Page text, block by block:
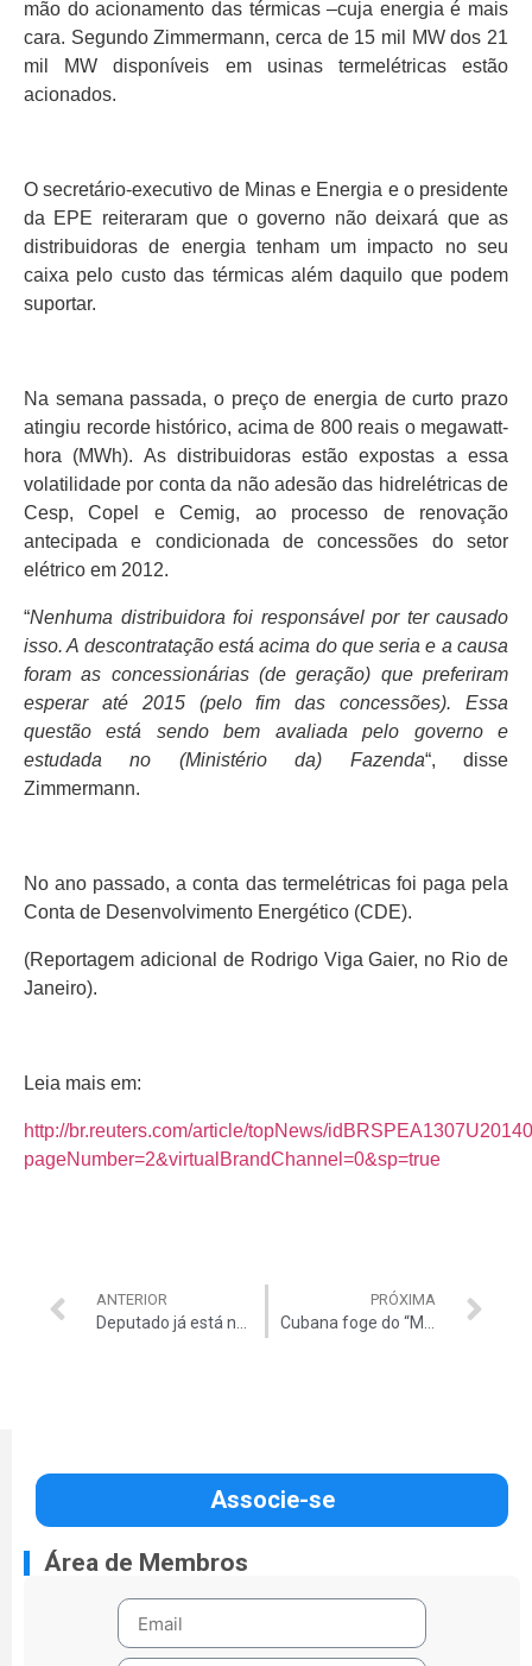
mão do acionamento das térmicas –cuja energia é mais
cara. Segundo Zimmermann, cerca de 15 mil MW dos 21
mil MW disponíveis em usinas termelétricas estão
acionados.
O secretário-executivo de Minas e Energia e o presidente
da EPE reiteraram que o governo não deixará que as
distribuidoras de energia tenham um impacto no seu
caixa pelo custo das térmicas além daquilo que podem
suportar.
Na semana passada, o preço de energia de curto prazo
atingiu recorde histórico, acima de 800 reais o megawatt-
hora (MWh). As distribuidoras estão expostas a essa
volatilidade por conta da não adesão das hidrelétricas de
Cesp, Copel e Cemig, ao processo de renovação
antecipada e condicionada de concessões do setor
elétrico em 2012.
“Nenhuma distribuidora foi responsável por ter causado
isso. A descontratação está acima do que seria e a causa
foram as concessionárias (de geração) que preferiram
esperar até 2015 (pelo fim das concessões). Essa
questão está sendo bem avaliada pelo governo e
estudada no (Ministério da) Fazenda“, disse
Zimmermann.
No ano passado, a conta das termelétricas foi paga pela
Conta de Desenvolvimento Energético (CDE).
(Reportagem adicional de Rodrigo Viga Gaier, no Rio de
Janeiro).
Leia mais em:
http://br.reuters.com/article/topNews/
pageNumber=2&virtualBrandChannel=0&sp=true
ANTERIOR PRÓXIMA
Associe-se
Área de Membros